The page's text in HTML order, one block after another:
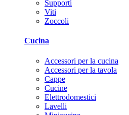
Supporti
Viti
Zoccoli
Cucina
Accessori per la cucina
Accessori per la tavola
Cappe
Cucine
Elettrodomestici
Lavelli